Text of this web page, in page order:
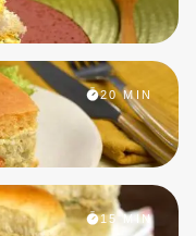
20 MIN
15 MIN